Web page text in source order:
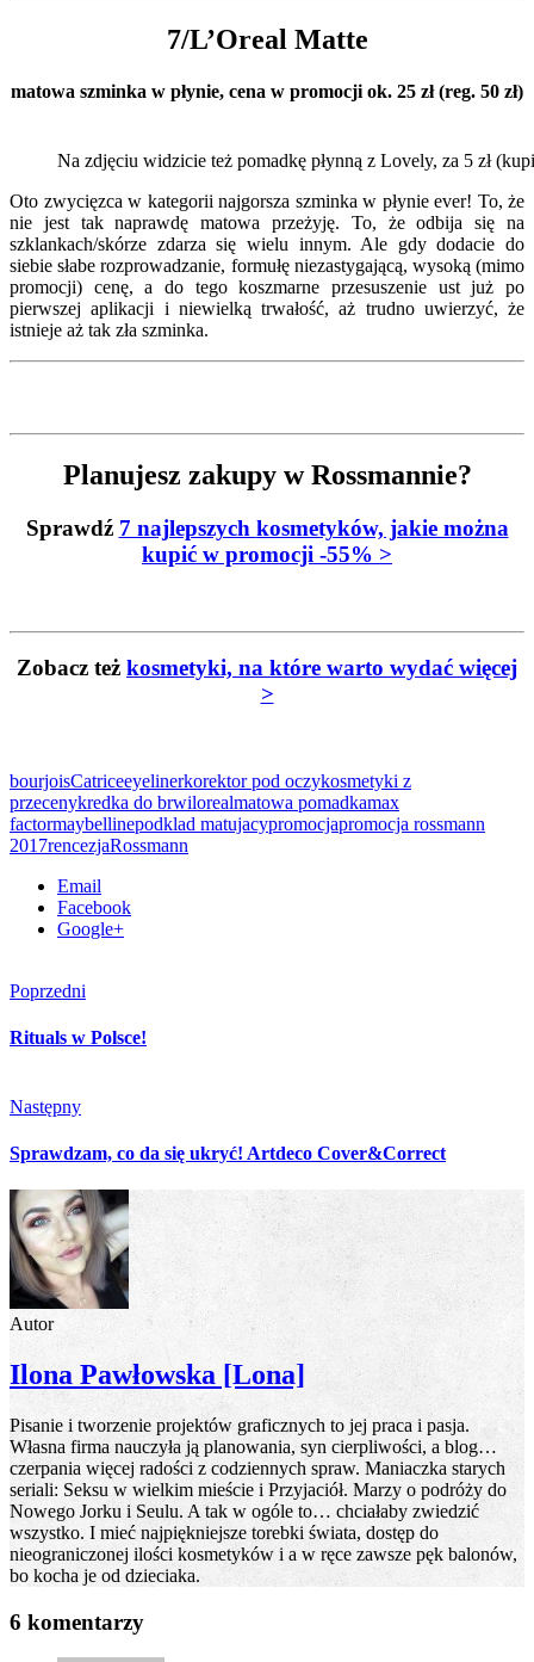
7/L’Oreal Matte
matowa szminka w płynie, cena w promocji ok. 25 zł (reg. 50 zł)
Na zdjęciu widzicie też pomadkę płynną z Lovely, za 5 zł
Oto zwycięzca w kategorii najgorsza szminka w płynie ever! To, że
nie jest tak naprawdę matowa przeżyję. To, że odbija się na
szklankach/skórze zdarza się wielu innym. Ale gdy dodacie do
siebie słabe rozprowadzanie, formułę niezastygającą, wysoką (mimo
promocji) cenę, a do tego koszmarne przesuszenie ust już po
pierwszej aplikacji i niewielką trwałość, aż trudno uwierzyć, że
istnieje aż tak zła szminka.
Planujesz zakupy w Rossmannie?
Sprawdź 7 najlepszych kosmetyków, jakie można
kupić w promocji -55% >
Zobacz też kosmetyki, na które warto wydać więcej
>
bourjoisCatriceeyelinerkorektor pod oczykosmetyki z
przecenykredka do brwilorealmatowa pomadkamax
factormaybellinepodklad matujacypromocjapromocja rossmann
2017rencezjaRossmann
Email
Facebook
Google+
Poprzedni
Rituals w Polsce!
Następny
Sprawdzam, co da się ukryć! Artdeco Cover&Correct
Autor
Ilona Pawłowska [Lona]
Pisanie i tworzenie projektów graficznych to jej praca i pasja.
Własna firma nauczyła ją planowania, syn cierpliwości, a blog…
czerpania więcej radości z codziennych spraw. Maniaczka starych
seriali: Seksu w wielkim mieście i Przyjaciół. Marzy o podróży do
Nowego Jorku i Seulu. A tak w ogóle to… chciałaby zwiedzić
wszystko. I mieć najpiękniejsze torebki świata, dostęp do
nieograniczonej ilości kosmetyków i a w ręce zawsze pęk balonów,
bo kocha je od dzieciaka.
6 komentarzy